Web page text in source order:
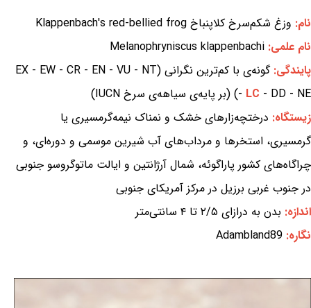
نام: وزغ شکم‌سرخ کلاپنباخ Klappenbach's red-bellied frog
نام علمی: Melanophryniscus klappenbachi
پایندگی:
گونه‌ی با کم‌ترین نگرانی (EX - EW - CR - EN - VU - NT
- LC - DD - NE) (بر پایه‌ی سیاهه‌ی سرخ IUCN)
زیستگاه: درختچه‌زارهای خشک و نمناک نیمه‌گرمسیری یا
گرمسیری، استخرها و مرداب‌های آب شیرین موسمی و دوره‌ای، و
چراگاه‌های کشور پاراگوئه، شمال آرژانتین و ایالت ماتوگروسو جنوبی
در جنوب غربی برزیل در مرکز آمریکای جنوبی
اندازه: بدن به درازای ۲/۵ تا ۴ سانتی‌متر
نگاره: Adambland89